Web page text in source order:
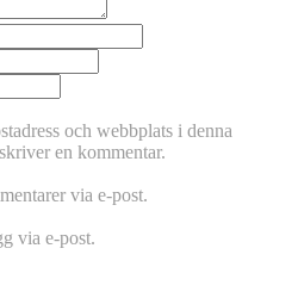
och webbplats i denna
en kommentar.
via e-post.
via e-post.